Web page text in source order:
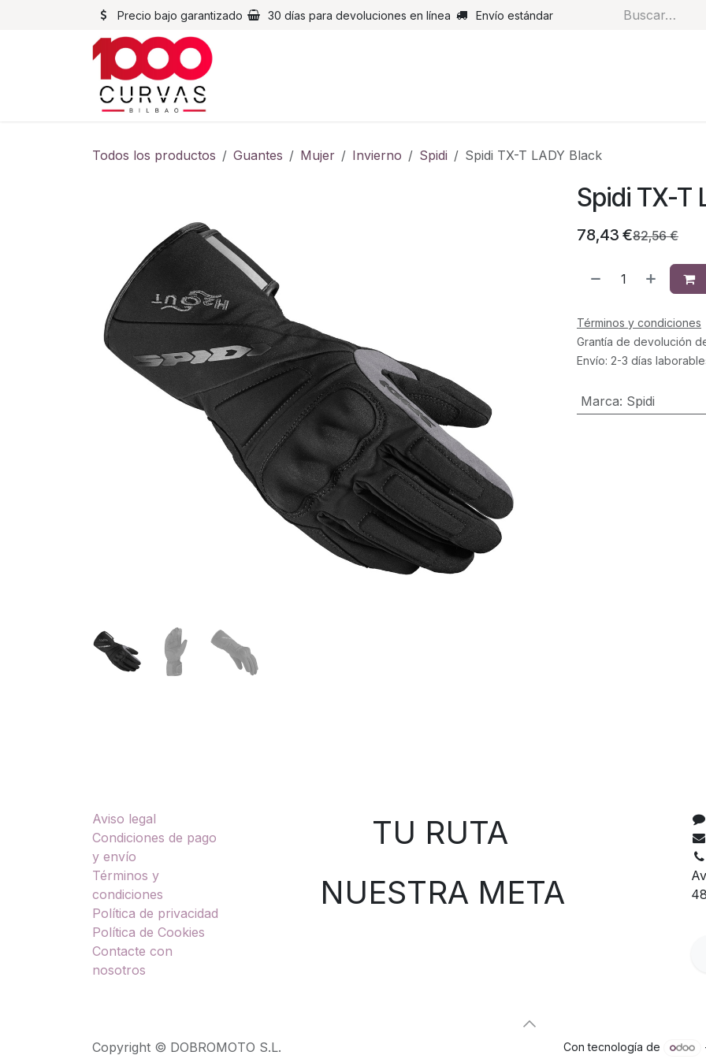
Precio bajo garantizado 30 días para devoluciones en línea Envío estándar
Todos los productos Guantes Mujer Invierno Spidi Spidi TX-T LADY Black
Spidi TX-T
78,43 €82,56€
Términos y condiciones
Grantía de devolución
Envío: 2-3 días
Marca: Spidi
Aviso legal
Condiciones de pago
y envío
Términos y
condiciones
Política de privacidad
Política de Cookies
Contacte con
nosotros
TU RUTA
NUESTRA META
Copyright © DOBROMOTO S.L. Con tecnología de